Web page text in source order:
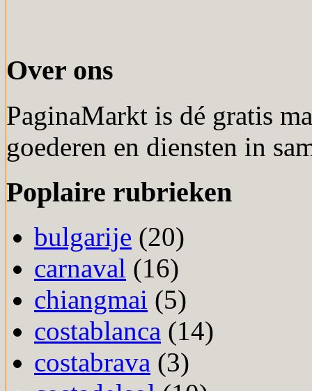
Over ons
PaginaMarkt is dé gratis
goederen en diensten in
Poplaire rubrieken
bulgarije (20)
carnaval (16)
chiangmai (5)
costablanca (14)
costabrava (3)